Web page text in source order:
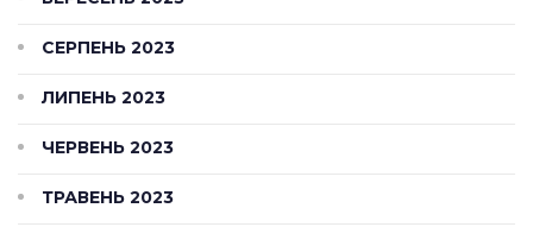
СЕРПЕНЬ 2023
ЛИПЕНЬ 2023
ЧЕРВЕНЬ 2023
ТРАВЕНЬ 2023